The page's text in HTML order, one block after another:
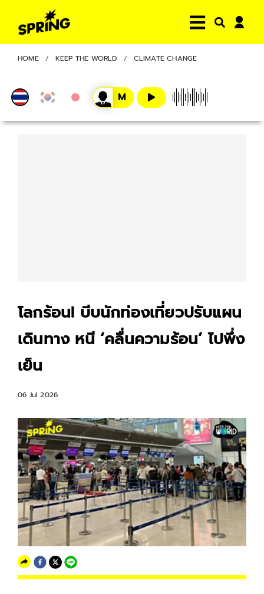
HOME KEEP THE WORLD CLIMATE CHANGE
โลกร้อน! บีบนักท่องเที่ยวปรับแผน
เดินทาง หนี ‘คลื่นความร้อน’ ไปพึ่ง
เย็น
06 Jul 2026